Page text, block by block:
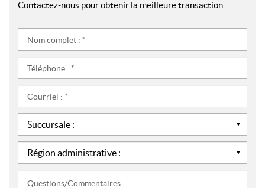
Contactez-nous pour obtenir la meilleure transaction.
complet
:
*
*Succursale
*Région
administrative
: